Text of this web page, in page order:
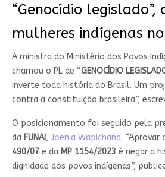
“Genocídio legislado”,
mulheres indígenas
A ministra do Ministério dos Povos
chamou o PL de “GENOCÍDIO
inverte toda história do Brasil. Um
contra a constituição brasileira”,
O posicionamento foi seguido pela
da FUNAI, Joenia Wapichana. “Aprovar
490/07e da MP 1154/2023 é negar a
dignidade dos povos indígenas”,